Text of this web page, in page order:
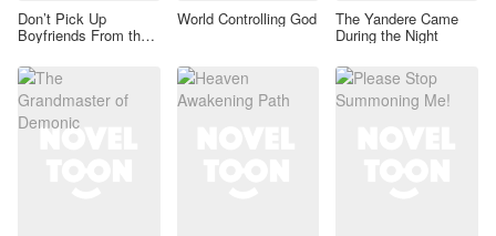
Don’t Pick Up
Boyfriends From the
World Controlling God The Yandere Came
During the Night